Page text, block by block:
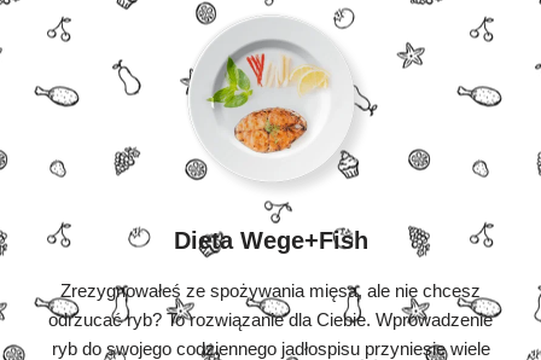
Dieta Wege+Fish
Zrezygnowałeś ze spożywania mięsa, ale nie chcesz
odrzucać ryb? To rozwiązanie dla Ciebie. Wprowadzenie
ryb do swojego codziennego jadłospisu przyniesie wiele